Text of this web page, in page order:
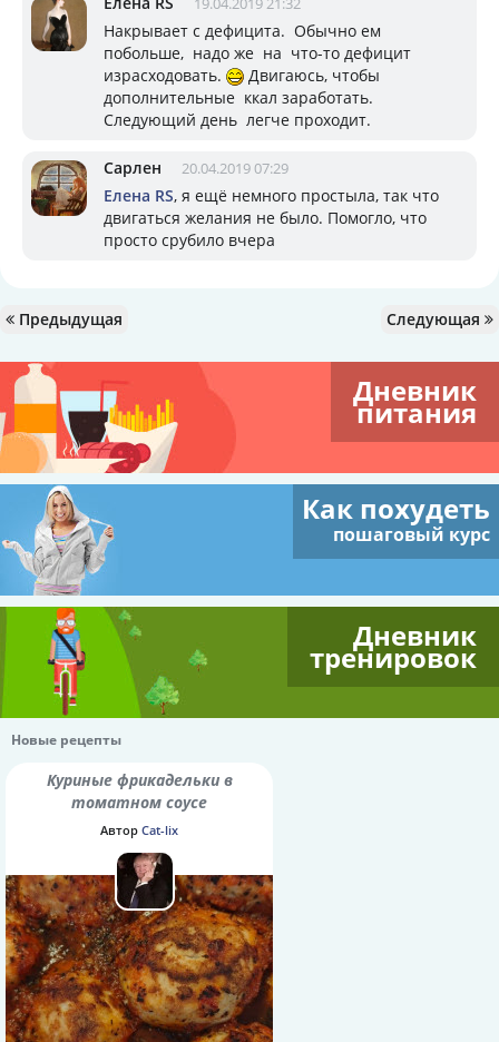
Накрывает с дефицита. Обычно ем
побольше, надо же на что-то дефицит
израсходовать.
Двигаюсь, чтобы
дополнительные ккал заработать.
Следующий день легче проходит.
Сарлен 20.04.2019 07:29
Елена RS, я ещё немного простыла, так что
двигаться желания не было. Помогло, что
просто срубило вчера
Предыдущая Следующая
Дневник
питания
Как похудеть
пошаговый курс
Дневник
тренировок
Новые рецепты
Куриные фрикадельки в
томатном соусе
Автор Cat-lix